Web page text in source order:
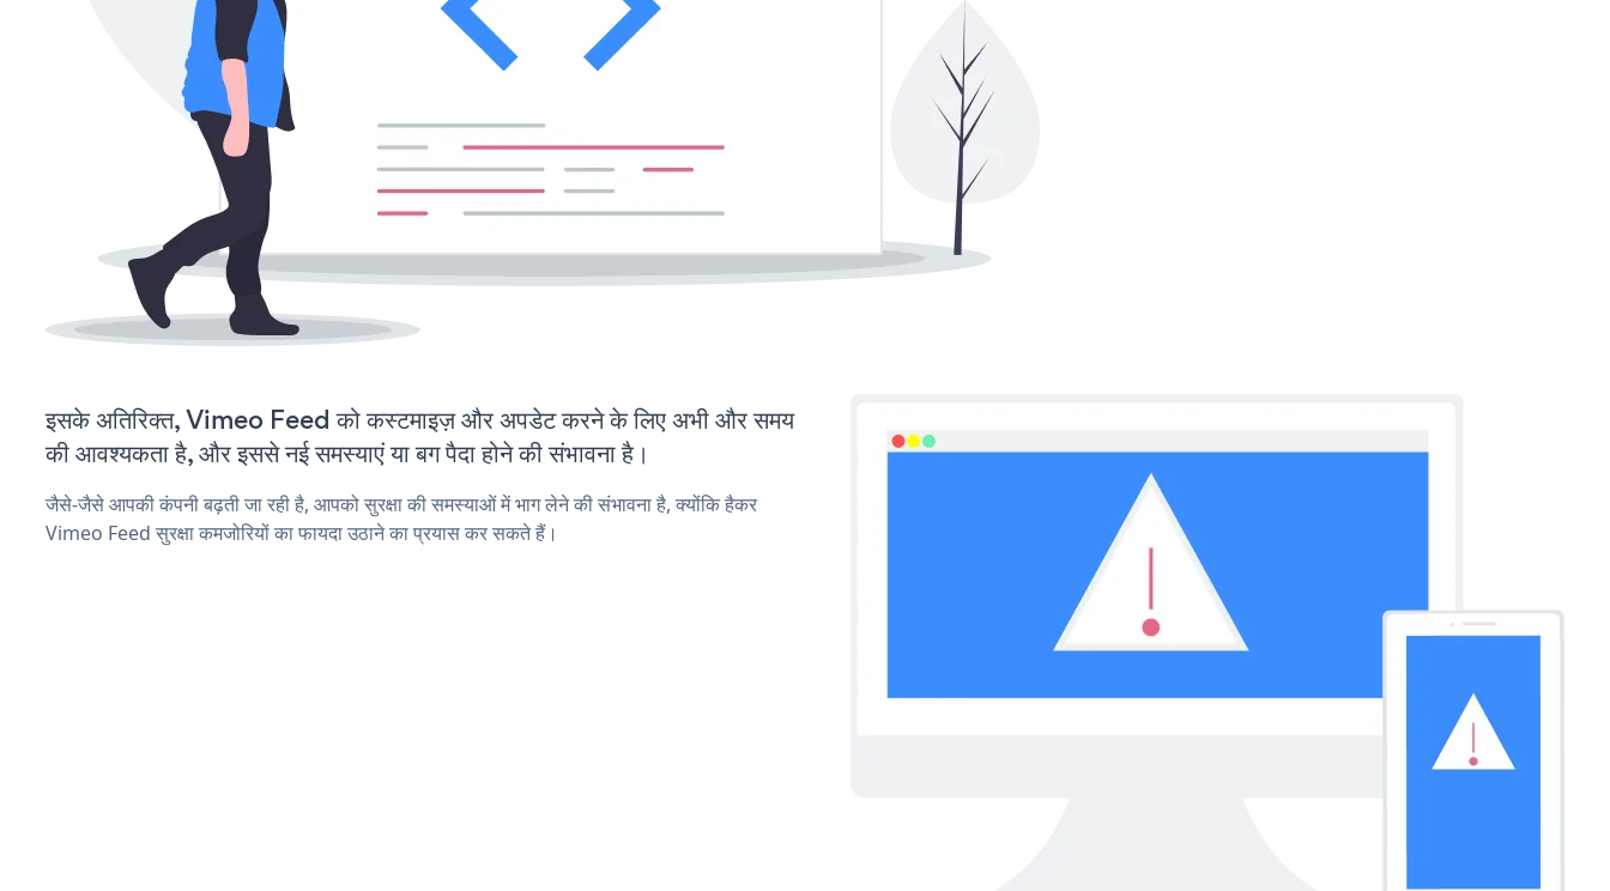
इसके अतिरिक्त, Vimeo Feed को कस्टमाइज़ और अपडेट करने के लिए अभी और समय
की आवश्यकता है, और इससे नई समस्याएं या बग पैदा होने की संभावना है।
जैसे-जैसे आपकी कंपनी बढ़ती जा रही है, आपको सुरक्षा की समस्याओं में भाग लेने की संभावना है, क्योंकि हैकर
Vimeo Feed सुरक्षा कमजोरियों का फायदा उठाने का प्रयास कर सकते हैं।